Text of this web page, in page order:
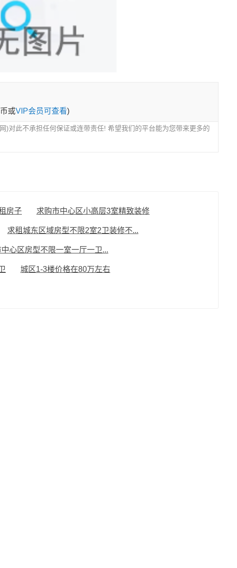
或VIP会员可查看)
)对此不承担任何保证或连带责任! 希望我们的平台能为您带来更多的
房子 求购市中心区小高层3室精致装修
求租城东区域房型不限2室2卫装修不...
心区房型不限一室一厅一卫...
城区1-3楼价格在80万左右